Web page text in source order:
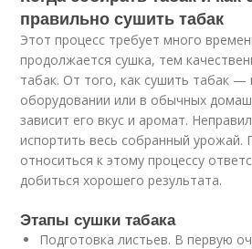
правильно сушить табак
Этот процесс требует много
продолжается сушка, тем
табак. От того, как сушить табак —
оборудовании или в обычных
зависит его вкус и аромат.
испортить весь собранный урожай.
относиться к этому процессу
добиться хорошего результата.
Этапы сушки табака
Подготовка листьев. В первую